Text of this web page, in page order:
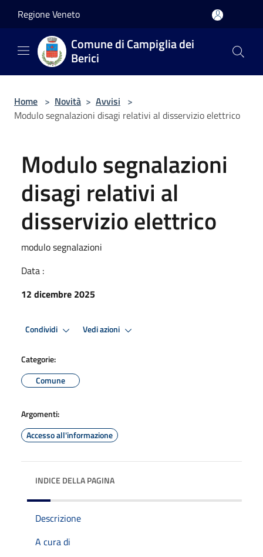
Regione Veneto
Comune di Campiglia dei
Berici
Home > Novità > Avvisi >
Modulo segnalazioni disagi relativi al disservizio elettrico
Modulo segnalazioni
disagi relativi al
disservizio elettrico
modulo segnalazioni
Data :
12 dicembre 2025
Condividi Vedi azioni
Categorie:
Comune
Argomenti:
Accesso all'informazione
INDICE DELLA PAGINA
Descrizione
A cura di